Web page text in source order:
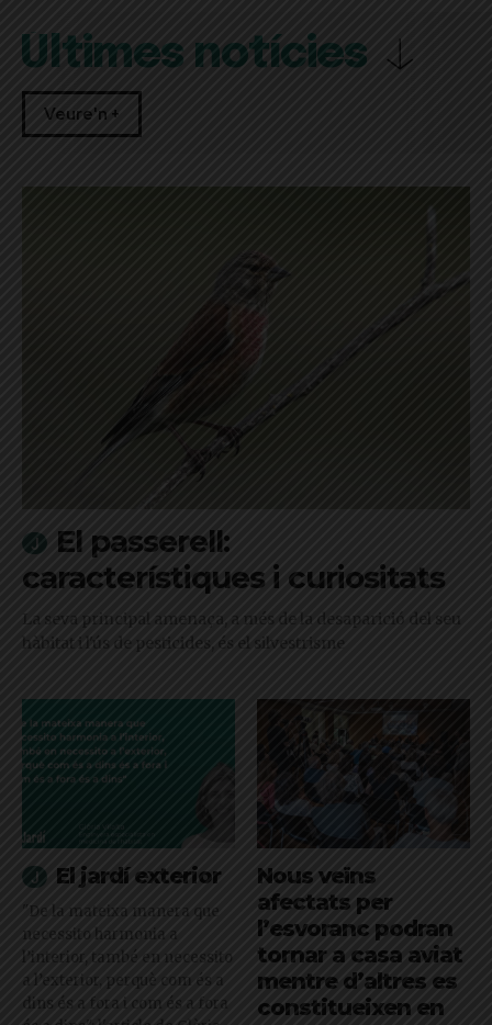
Últimes notícies
Veure'n +
El passerell:
característiques i curiositats
La seva principal amenaça, a més de la desaparició del seu
hàbitat i l'ús de pesticides, és el silvestrisme
El jardí exterior
"De la mateixa manera que
necessito harmonia a
l’interior, també en necessito
a l’exterior, perquè com és a
dins és a fora i com és a fora
Nous veïns
afectats per
l’esvoranc podran
tornar a casa aviat
mentre d’altres es
constitueixen en